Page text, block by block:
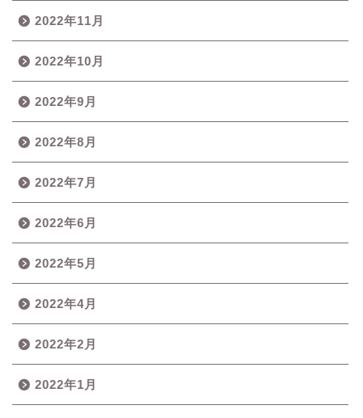
2022年11月
2022年10月
2022年9月
2022年8月
2022年7月
2022年6月
2022年5月
2022年4月
2022年2月
2022年1月